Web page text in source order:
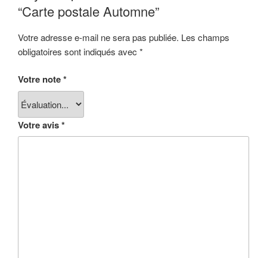
“Carte postale Automne”
Votre adresse e-mail ne sera pas publiée. Les champs
obligatoires sont indiqués avec *
Votre note*
Votre avis*